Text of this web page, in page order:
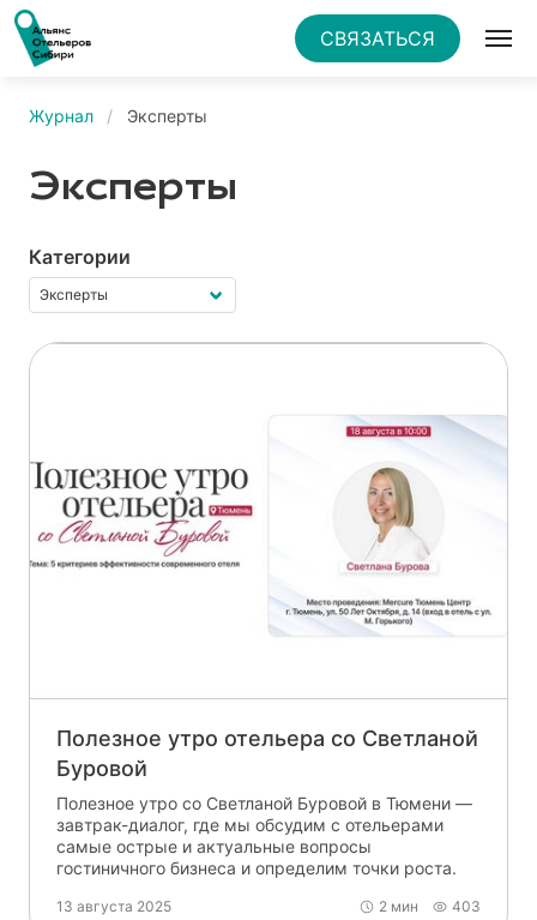
СВЯЗАТЬСЯ
Журнал Эксперты
Эксперты
Категории
Полезное утро отельера со Светланой
Буровой
Полезное утро со Светланой Буровой в Тюмени —
завтрак-диалог, где мы обсудим с отельерами
самые острые и актуальные вопросы
гостиничного бизнеса и определим точки роста.
13 августа 2025 2 мин 403